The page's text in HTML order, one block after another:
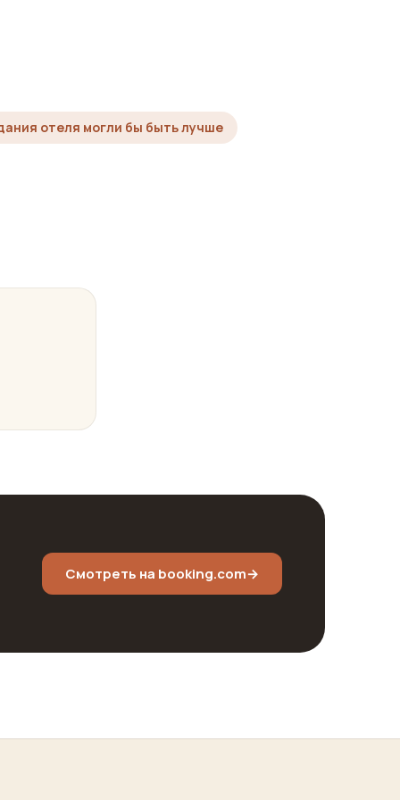
отеля могли бы быть лучше
Смотреть на booking.com→